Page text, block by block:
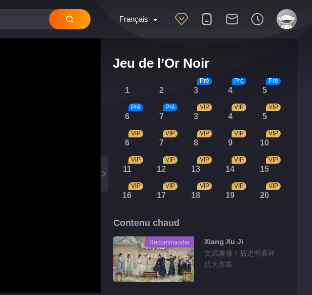
Français
Jeu de l’Or Noir
1 2 3
Pré
4
Pré
5
Pré
6
Pré
7
Pré
3
VIP
4
VIP
5
VIP
6
VIP
7
VIP
8
VIP
9
VIP
10
VIP
11
VIP
12
VIP
13
VIP
14
VIP
15
VIP
16
VIP
17
VIP
18
VIP
19
VIP
20
VIP
Contenu chaud
Recommander
Xiang Xu Ji
文武兼修！后进书斋评
优大作战